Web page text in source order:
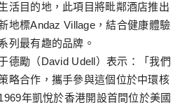
活目的地，此項目將毗鄰酒店推出
地標Andaz Village，結合健康體驗
列最有趣的品牌。
德勵（David Udell）表示：「我們
略合作，攜手參與這個位於中環核
年凱悅於香港開設首間位於美國